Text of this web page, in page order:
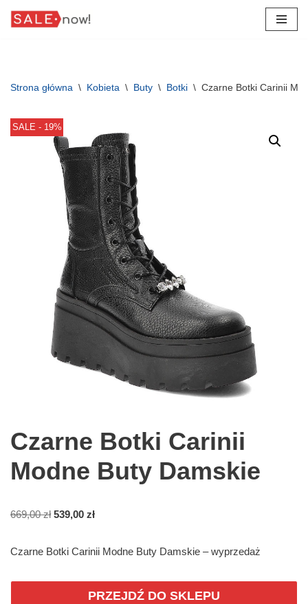
Strona główna \ Kobieta \ Buty \ Botki \ Czarne Botki Carinii
SALE - 19%
Czarne Botki Carinii
Modne Buty Damskie
669,00zł 539,00 zł
Czarne Botki Carinii Modne Buty Damskie – wyprzedaż
PRZEJDŹ DO SKLEPU